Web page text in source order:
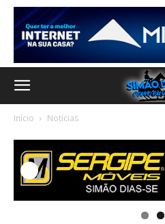
Início Notícias